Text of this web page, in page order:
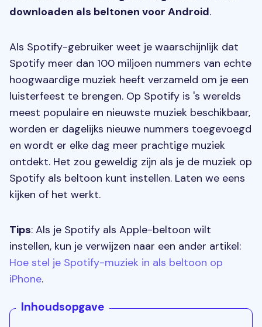
downloaden als beltonen voor Android.
Als Spotify-gebruiker weet je waarschijnlijk dat
Spotify meer dan 100 miljoen nummers van echte
hoogwaardige muziek heeft verzameld om je een
luisterfeest te brengen. Op Spotify is 's werelds
meest populaire en nieuwste muziek beschikbaar,
worden er dagelijks nieuwe nummers toegevoegd
en wordt er elke dag meer prachtige muziek
ontdekt. Het zou geweldig zijn als je de muziek op
Spotify als beltoon kunt instellen. Laten we eens
kijken of het werkt.
Tips: Als je Spotify als Apple-beltoon wilt
instellen, kun je verwijzen naar een ander artikel:
Hoe stel je Spotify-muziek in als beltoon op
iPhone.
Inhoudsopgave